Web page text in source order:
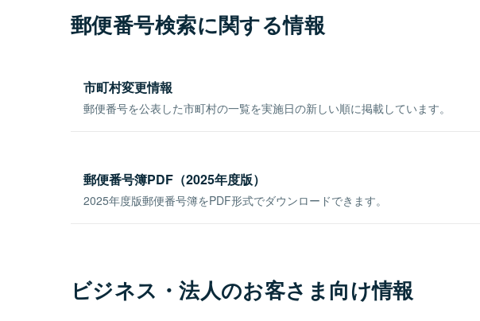
郵便番号検索に関する情報
市町村変更情報
郵便番号を公表した市町村の一覧を実施日の新しい順に掲載しています。
郵便番号簿PDF（2025年度版）
2025年度版郵便番号簿をPDF形式でダウンロードできます。
ビジネス・法人のお客さま向け情報